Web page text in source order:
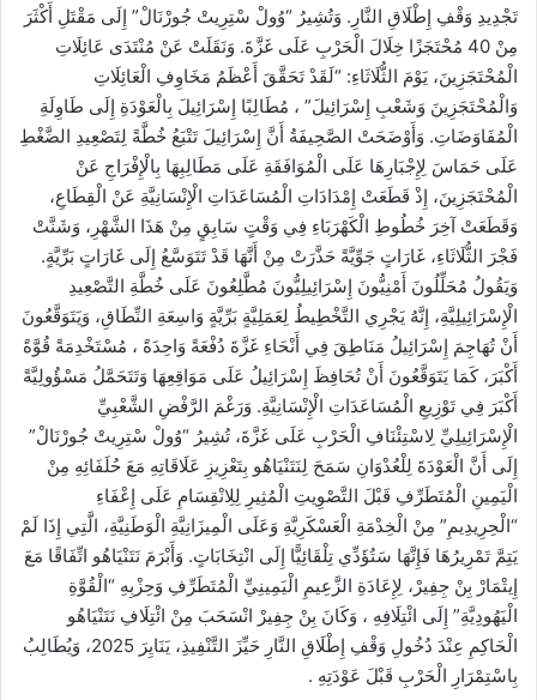
تَجْدِيدِ وَقْفِ إِطْلَاقِ النَّارِ. وَتُشِيرُ “وُولْ سْتِرِيتْ جُورْنَالْ” إِلَى مَقْتَلِ أَكْثَرَ
مِنْ 40 مُحْتَجَزًا خِلَالَ الْحَرْبِ عَلَى غَزَّةَ. وَنَقَلَتْ عَنْ مُنْتَدَى عَائِلَاتِ
الْمُحْتَجَزِينَ، يَوْمَ الثُّلَاثَاءِ: “لَقَدْ تَحَقَّقَ أَعْظَمُ مَخَاوِفِ الْعَائِلَاتِ
وَالْمُحْتَجَزِينَ وَشَعْبِ إِسْرَائِيلَ” ، مُطَالِبًا إِسْرَائِيلَ بِالْعَوْدَةِ إِلَى طَاوِلَةِ
الْمُفَاوَضَاتِ. وَأَوْضَحَتْ الصَّحِيفَةُ أَنَّ إِسْرَائِيلَ تَتْبَعُ خُطَّةً لِتَصْعِيدِ الضَّغْطِ
عَلَى حَمَاسَ لِإِجْبَارِهَا عَلَى الْمُوَافَقَةِ عَلَى مَطَالِبِهَا بِالْإِفْرَاجِ عَنْ
الْمُحْتَجَزِينَ، إِذْ قَطَعَتْ إِمْدَادَاتِ الْمُسَاعَدَاتِ الْإِنْسَانِيَّةِ عَنْ الْقِطَاعِ،
وَقَطَعَتْ آخِرَ خُطُوطِ الْكَهْرَبَاءِ فِي وَقْتٍ سَابِقٍ مِنْ هَذَا الشَّهْرِ، وَشَنَّتْ
فَجْرَ الثُّلَاثَاءِ، غَارَاتٍ جَوِّيَّةً حَذَّرَتْ مِنْ أَنَّهَا قَدْ تَتَوَسَّعُ إِلَى غَارَاتٍ بَرِّيَّةٍ.
وَيَقُولُ مُحَلِّلُونَ أَمْنِيُّونَ إِسْرَائِيلِيُّونَ مُطَّلِعُونَ عَلَى خُطَّةِ التَّصْعِيدِ
الْإِسْرَائِيلِيَّةِ، إِنَّهُ يَجْرِي التَّخْطِيطُ لِعَمَلِيَّةٍ بَرِّيَّةٍ وَاسِعَةِ النِّطَاقِ، وَيَتَوَقَّعُونَ
أَنْ تُهَاجِمَ إِسْرَائِيلُ مَنَاطِقَ فِي أَنْحَاءِ غَزَّةَ دُفْعَةً وَاحِدَةً ، مُسْتَخْدِمَةً قُوَّةً
أَكْبَرَ، كَمَا يَتَوَقَّعُونَ أَنْ تُحَافِظَ إِسْرَائِيلُ عَلَى مَوَاقِعِهَا وَتَتَحَمَّلُ مَسْؤُولِيَّةً
أَكْبَرَ فِي تَوْزِيعِ الْمُسَاعَدَاتِ الْإِنْسَانِيَّةِ. وَرَغْمَ الرَّفْضِ الشَّعْبِيِّ
الْإِسْرَائِيلِيِّ لِاسْتِئْنَافِ الْحَرْبِ عَلَى غَزَّةَ، تُشِيرُ “وُولْ سْتِرِيتْ جُورْنَالْ”
إِلَى أَنَّ الْعَوْدَةَ لِلْعُدْوَانِ سَمَحَ لِنَتَنْيَاهُو بِتَعْزِيزِ عَلَاقَاتِهِ مَعَ حُلَفَائِهِ مِنْ
الْيَمِينِ الْمُتَطَرِّفِ قَبْلَ التَّصْوِيتِ الْمُثِيرِ لِلِانْقِسَامِ عَلَى إِعْفَاءِ
“الْحِرِيدِيمِ” مِنْ الْخِدْمَةِ الْعَسْكَرِيَّةِ وَعَلَى الْمِيزَانِيَّةِ الْوَطَنِيَّةِ، الَّتِي إِذَا لَمْ
يَتِمَّ تَمْرِيرُهَا فَإِنَّهَا سَتُؤَدِّي تِلْقَائِيًّا إِلَى انْتِخَابَاتٍ. وَأَبْرَمَ نَتَنْيَاهُو اتِّفَاقًا مَعَ
إِيتْمَارْ بِنْ جِفِيرْ، لِإِعَادَةِ الزَّعِيمِ الْيَمِينِيِّ الْمُتَطَرِّفِ وَحِزْبِهِ “الْقُوَّةِ
الْيَهُودِيَّةِ” إِلَى ائْتِلَافِهِ ، وَكَانَ بِنْ جِفِيرْ انْسَحَبَ مِنْ ائْتِلَافِ نَتَنْيَاهُو
الْحَاكِمِ عِنْدَ دُخُولِ وَقْفِ إِطْلَاقِ النَّارِ حَيِّزَ التَّنْفِيذِ، يَنَايِرَ 2025، وَيُطَالِبُ
بِاسْتِمْرَارِ الْحَرْبِ قَبْلَ عَوْدَتِهِ .